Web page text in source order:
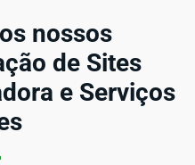
nossos
de Sites
e Serviços